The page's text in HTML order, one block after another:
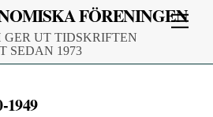
FÖRENINGEN
GER UT TIDSKRIFTEN
SEDAN 1973
1949